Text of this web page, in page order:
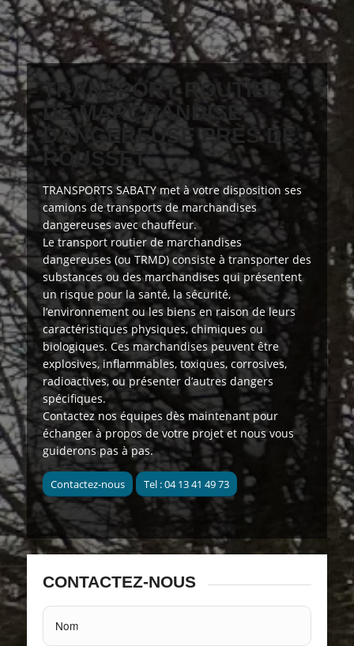
TRANSPORT ROUTIER
DE MARCHANDISE
DANGEREUSE PRÈS DE
ROUSSET
TRANSPORTS SABATYmet à votre disposition ses
camions de transports de marchandises
dangereuses avec chauffeur.
Le transport routier de marchandises
dangereuses (ou TRMD) consiste à transporter des
substances ou des marchandises qui présentent
un risque pour la santé, la sécurité,
l’environnement ou les biens en raison de leurs
caractéristiques physiques, chimiques ou
biologiques. Ces marchandises peuvent être
explosives, inflammables, toxiques, corrosives,
radioactives, ou présenter d’autres dangers
spécifiques.
Contactez nos équipes dès maintenant pour
échanger à propos de votre projet et nous vous
guiderons pas à pas.
Contactez-nous Tel : 04 13 41 49 73
CONTACTEZ-NOUS